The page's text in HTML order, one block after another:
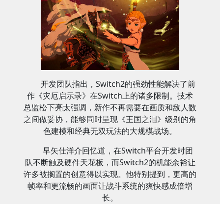
开发团队指出，Switch2的强劲性能解决了前
作《灾厄启示录》在Switch上的诸多限制。技术
总监松下亮太强调，新作不再需要在画质和敌人数
之间做妥协，能够同时呈现《王国之泪》级别的角
色建模和经典无双玩法的大规模战场。
早矢仕洋介回忆道，在Switch平台开发时团
队不断触及硬件天花板，而Switch2的机能余裕让
许多被搁置的创意得以实现。他特别提到，更高的
帧率和更流畅的画面让战斗系统的爽快感成倍增
长。